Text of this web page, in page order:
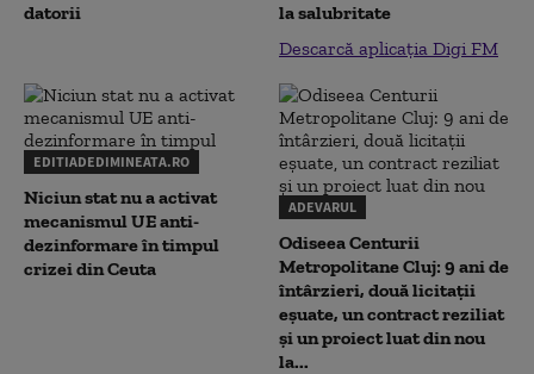
datorii
la salubritate
Descarcă aplicația Digi FM
EDITIADEDIMINEATA.RO
Niciun stat nu a activat
mecanismul UE anti-
dezinformare în timpul
crizei din Ceuta
ADEVARUL
Odiseea Centurii
Metropolitane Cluj: 9 ani de
întârzieri, două licitații
eșuate, un contract reziliat
și un proiect luat din nou
la...